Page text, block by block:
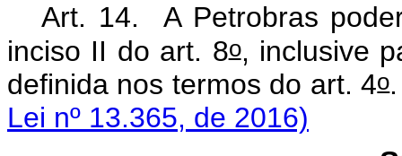
Art. 14. A Petrobras
inciso II do art. 8o, inclusive
definida nos termos do art. 4o
Lei nº 13.365, de 2016)